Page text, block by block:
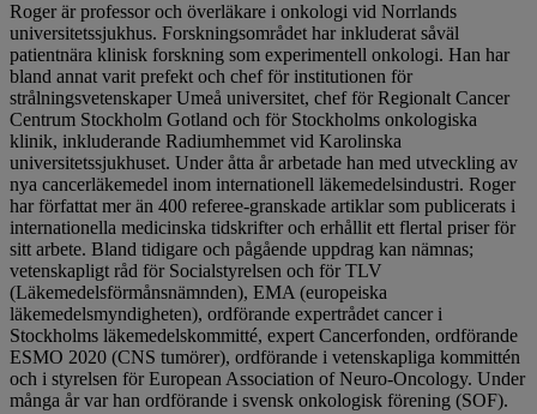
Roger är professor och överläkare i onkologi vid Norrlands
universitetssjukhus. Forskningsområdet har inkluderat såväl
patientnära klinisk forskning som experimentell onkologi. Han har
bland annat varit prefekt och chef för institutionen för
strålningsvetenskaper Umeå universitet, chef för Regionalt Cancer
Centrum Stockholm Gotland och för Stockholms onkologiska
klinik, inkluderande Radiumhemmet vid Karolinska
universitetssjukhuset. Under åtta år arbetade han med utveckling av
nya cancerläkemedel inom internationell läkemedelsindustri. Roger
har författat mer än 400 referee-granskade artiklar som publicerats i
internationella medicinska tidskrifter och erhållit ett flertal priser för
sitt arbete. Bland tidigare och pågående uppdrag kan nämnas;
vetenskapligt råd för Socialstyrelsen och för TLV
(Läkemedelsförmånsnämnden), EMA (europeiska
läkemedelsmyndigheten), ordförande expertrådet cancer i
Stockholms läkemedelskommitté, expert Cancerfonden, ordförande
ESMO 2020 (CNS tumörer), ordförande i vetenskapliga kommittén
och i styrelsen för European Association of Neuro-Oncology. Under
många år var han ordförande i svensk onkologisk förening (SOF).